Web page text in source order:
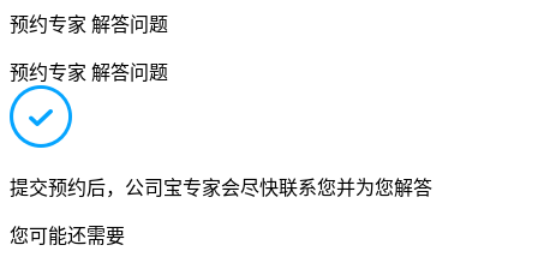
预约专家 解答问题
预约专家 解答问题
提交预约后，公司宝专家会尽快联系您并为您解答
您可能还需要